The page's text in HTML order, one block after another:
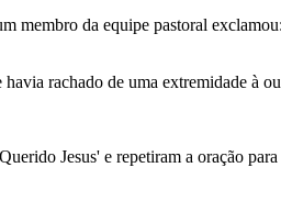
membro da equipe pastoral
rachado de uma extremidade à
Jesus' e repetiram a oração